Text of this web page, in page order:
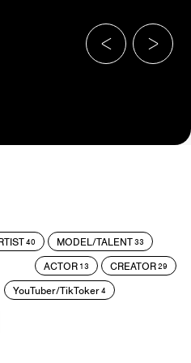
40 MODEL/TALENT33
ACTOR 13 CREATOR29
YouTuber/TikToker4